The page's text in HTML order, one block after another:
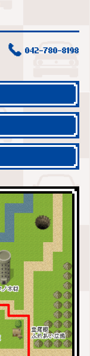
042-780-8198